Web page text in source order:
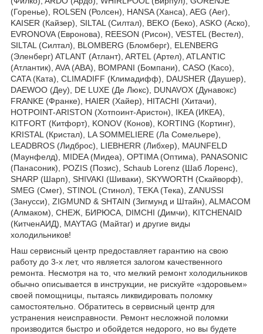
(Горенье), ROLSEN (Ролсен), HANSA (Ханса), AEG (Аег),
KAISER (Кайзер), SILTAL (Силтал), BEKO (Беко), ASKO (Аско),
EVRONOVA (Евронова), REESON (Рисон), VESTEL (Вестел),
SILTAL (Силтал), BLOMBERG (Бломберг), ELENBERG
(Эленберг) ATLANT (Атлант), ARTEL (Артел), ATLANTIC
(Атлантик), AVA (АВА), BOMPANI (Бомпани), CASO (Касо),
CATA (Ката), CLIMADIFF (Климадифф), DAUSHER (Даушер),
DAEWOO (Деу), DE LUXE (Де Люкс), DUNAVOX (Дунавокс)
FRANKE (Франке), HAIER (Хайер), HITACHI (Хитачи),
HOTPOINT-ARISTON (Хотпоинт-Аристон), IKEA (ИКЕА),
KITFORT (Китфорт), KONOV (Конов), KORTING (Кортинг),
KRISTAL (Кристал), LA SOMMELIERE (Ла Сомельере),
LEADBROS (Лидброс), LIEBHERR (Либхер), MAUNFELD
(Маунфелд), MIDEA (Мидеа), OPTIMA (Оптима), PANASONIC
(Панасоник), POZIS (Позис), Schaub Lorenz (Шаб Лоренс),
SHARP (Шарп), SHIVAKI (Шиваки), SKYWORTH (Скайворф),
SMEG (Смег), STINOL (Стинол), TEKA (Тека), ZANUSSI
(Занусси), ZIGMUND & SHTAIN (Зигмунд и Штайн), ALMACOM
(Алмаком), СНЕЖ, БИРЮСА, DIMCHI (Димчи), KITCHENAID
(КитченАИД), MAYTAG (Майтаг) и другие виды
холодильников!
Наш сервисный центр предоставляет гарантию на свою
работу до 3-х лет, что является залогом качественного
ремонта. Несмотря на то, что мелкий ремонт холодильников
обычно описывается в инструкции, не рискуйте «здоровьем»
своей помощницы, пытаясь ликвидировать поломку
самостоятельно. Обратитесь в сервисный центр для
устранения неисправности. Ремонт несложной поломки
производится быстро и обойдется недорого, но вы будете